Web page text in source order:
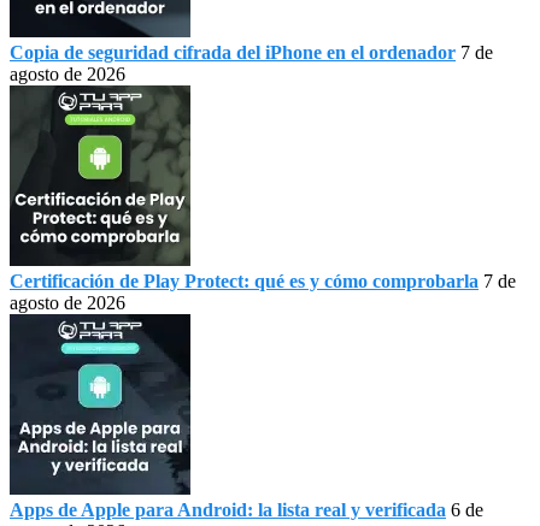
Copia de seguridad cifrada del iPhone en el ordenador 7 de
agosto de 2026
Certificación de Play Protect: qué es y cómo comprobarla 7 de
agosto de 2026
Apps de Apple para Android: la lista real y verificada 6 de